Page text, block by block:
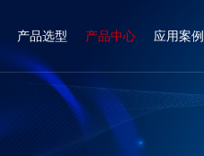
产品选型 产品中心 应用案例